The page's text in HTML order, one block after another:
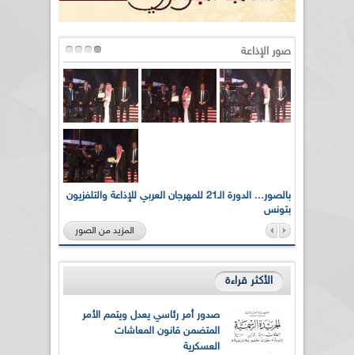
صور الإذاعة
بالصور... الدورة الـ21 للمهرجان العربي للإذاعة والتلفزيون
بتونس
المزيد من الصور
الأكثر قراءة
صدور أمر رئاسي يعدل ويتمم الأمر
المتضمن قانون المعاشات
العسكرية